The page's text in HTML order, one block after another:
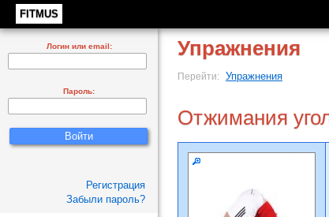
FITMUS
Упражнения
Перейти: Упражнения
Отжимания
Логин или email:
Пароль:
Регистрация
Забыли пароль?